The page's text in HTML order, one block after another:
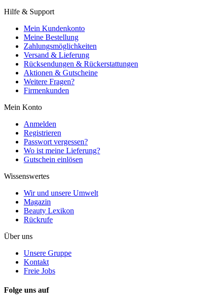
Hilfe & Support
Mein Kundenkonto
Meine Bestellung
Zahlungsmöglichkeiten
Versand & Lieferung
Rücksendungen & Rückerstattungen
Aktionen & Gutscheine
Weitere Fragen?
Firmenkunden
Mein Konto
Anmelden
Registrieren
Passwort vergessen?
Wo ist meine Lieferung?
Gutschein einlösen
Wissenswertes
Wir und unsere Umwelt
Magazin
Beauty Lexikon
Rückrufe
Über uns
Unsere Gruppe
Kontakt
Freie Jobs
Folge uns auf